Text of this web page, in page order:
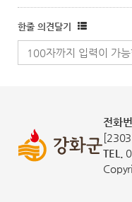
한줄 의견달기
전화
TEL.